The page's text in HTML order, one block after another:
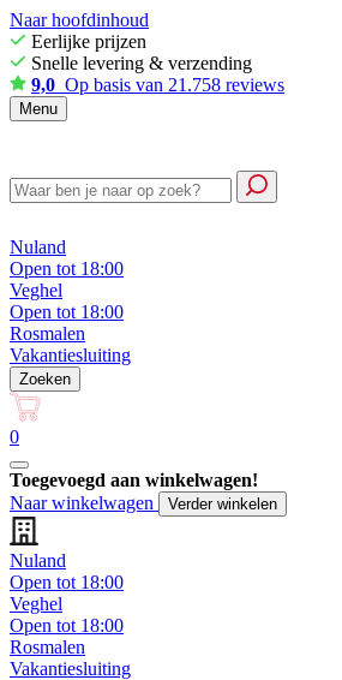
Naar hoofdinhoud
Eerlijke prijzen
Snelle levering & verzending
9,0 Op basis van 21.758 reviews
Menu
Nuland
Open tot 18:00
Veghel
Open tot 18:00
Rosmalen
Vakantiesluiting
Zoeken
0
Toegevoegd aan winkelwagen!
Naar winkelwagen
Verder winkelen
Nuland
Open tot 18:00
Veghel
Open tot 18:00
Rosmalen
Vakantiesluiting